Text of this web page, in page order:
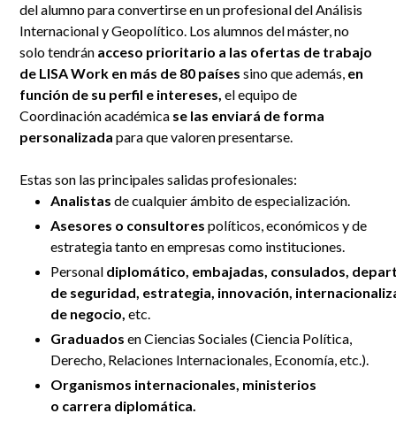
del alumno para convertirse en un profesional del Análisis
Internacional y Geopolítico. Los alumnos del máster, no
solo tendrán acceso prioritario a las ofertas de trabajo
de LISA Work en más de 80 países sino que además, en
función de su perfil e intereses, el equipo de
Coordinación académica se las enviará de forma
personalizada para que valoren presentarse.
Estas son las principales salidas profesionales:
Analistas de cualquier ámbito de especialización.
Asesores o consultores políticos, económicos y de
estrategia tanto enempresas como instituciones.
Personal diplomático, embajadas, consulados,
de seguridad, estrategia, innovación,
de negocio, etc.
Graduados en Ciencias Sociales (Ciencia Política,
Derecho, Relaciones Internacionales, Economía, etc.).
Organismos internacionales, ministerios
o carrera diplomática.